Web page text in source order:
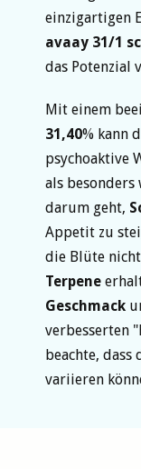
einzigartigen
avaay 31/1
das Potenzial
Mit einem
31,40% kann
psychoaktive
als besonders
darum geht,
Appetit zu
die Blüte
Terpene
Geschmack
verbesserten
beachte,
variieren